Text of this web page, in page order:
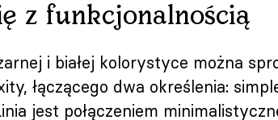
z funkcjonalnością
i białej kolorystyce można
łączącego dwa określenia:
jest połączeniem